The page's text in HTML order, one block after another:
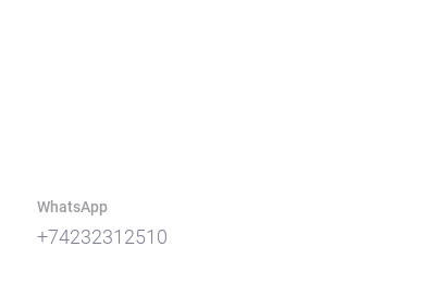
WhatsApp
+74232312510